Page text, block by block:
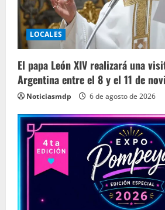
LOCALES
El papa León XIV realizará una
Argentina entre el 8 y el 11 de
Noticiasmdp 6 de agosto de 2026